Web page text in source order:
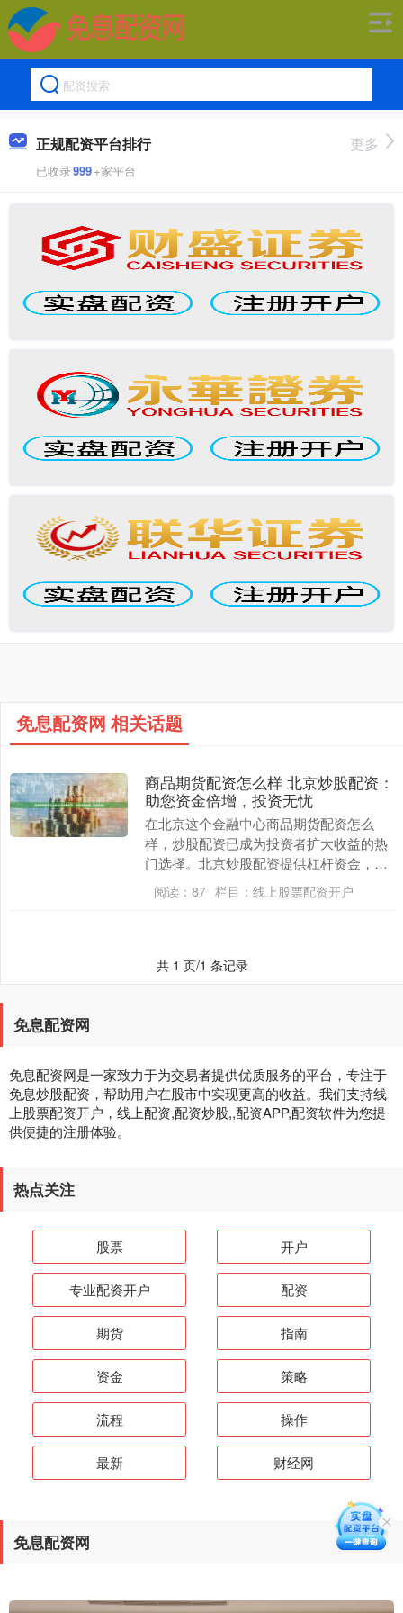
正规配资平台排行
已收录999+家平台
更多
免息配资网 相关话题
商品期货配资怎么样 北京炒股配资：
助您资金倍增，投资无忧
在北京这个金融中心商品期货配资怎么
样，炒股配资已成为投资者扩大收益的热
门选择。北京炒股配资提供杠杆资金，让
投资者以更小的本金撬动更大的资金，从
而获得更高的收益。....
阅读： 87 栏目： 线上股票配资开户
共 1 页/1 条记录
免息配资网
免息配资网是一家致力于为交易者提供优质服务的平台，专注于
免息炒股配资，帮助用户在股市中实现更高的收益。我们支持线
上股票配资开户，线上配资,配资炒股,,配资APP,配资软件为您提
供便捷的注册体验。
热点关注
股票 开户
专业配资开户 配资
期货 指南
资金 策略
流程 操作
最新 财经网
免息配资网